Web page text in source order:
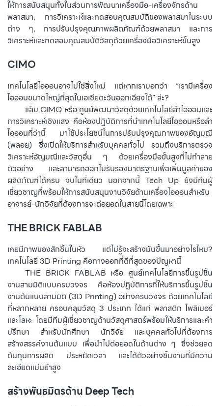
ให้การสนับสนุนทั้งในส่วนการพัฒนาเครื่องมือ-เครื่องจักรด้าน
พลาสมา, การวิเคราะห์และทดสอบคุณสมบัติของพลาสมาในระบบ
ต่าง ๆ, การปรับปรุงคุณภาพผลิตภัณฑ์ด้วยพลาสมา และการ
วิเคราะห์และทดสอบคุณสมบัติวัสดุด้วยเครื่องมือวิเคราะห์ขั้นสูง
CIMO
เทคโนโลยีไอออนอาจไม่ใช่สิ่งใหม่ แต่หากเราบอกว่า “เรามีเครื่อง
ไอออนขนาดใหญ่ที่สุดในเอเชียตะวันออกเฉียงใต้” ล่ะ?
แล็บ CIMO หรือ ศูนย์พัฒนาวัสดุด้วยเทคโนโลยีลำไอออนและ
การวิเคราะห์เชิงแสง คือห้องปฏิบัติการที่นำเทคโนโลยีไอออนหรือลำ
ไอออนที่ว่านี้ มาใช้ประโยชน์ในการปรับปรุงคุณภาพของอัญมณี
(พลอย) ซึ่งเปิดให้บริการสำหรับบุคคลทั่วไป รวมถึงบริการตรวจ
วิเคราะห์อัญมณีและวัสดุอื่น ๆ ด้วยเครื่องมือขั้นสูงที่ไม่ทำลาย
ตัวอย่าง และสามารถออกใบรับรองมาตรฐานเพื่อเพิ่มมูลค่าของ
ผลิตภัณฑ์ได้ครบ จบในที่เดียว นอกจากนี้ Tech Up ยังมีทีมผู้
เชี่ยวชาญที่พร้อมให้การสนับสนุนงานวิจัยด้านเครื่องไอออนสำหรับ
อาจารย์-นักวิจัยที่ต้องการจะต่อยอดในสายนี้โดยเฉพาะ
THE BRICK FABLAB
เคยมีภาพของสักชิ้นในหัว แต่ไม่รู้จะสร้างมันขึ้นมาอย่างไรไหม?
เทคโนโลยี 3D Printing คือทางออกที่ดีที่สุดของปัญหานี้
THE BRICK FABLAB หรือ ศูนย์เทคโนโลยีการขึ้นรูปชิ้น
งานสามมิติแบบครบวงจร คือห้องปฏิบัติการที่ให้บริการขึ้นรูปชิ้น
งานต้นแบบสามมิติ (3D Printing) อย่างครบวงจร ด้วยเทคโนโลยี
ที่หลากหลาย ครอบคลุมวัสดุ 3 ประเภท ได้แก่ พลาสติก โพลิเมอร์
และโลหะ โดยมีทีมผู้เชี่ยวชาญด้านวัสดุศาสตร์พร้อมให้บริการและคำ
ปรึกษา สำหรับนักศึกษา นักวิจัย และบุคคลทั่วไปที่ต้องการ
สร้างสรรค์งานต้นแบบ เพื่อนำไปต่อยอดในด้านต่าง ๆ ซึ่งช่วยลด
ต้นทุนการผลิต ประหยัดเวลา และได้ตัวอย่างชิ้นงานที่มีความ
ละเอียดแม่นยำสูง
สร้างพันธมิตรด้าน Deep Tech